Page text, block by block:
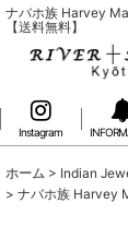
ナバホ族 Harvey
【送料無料】
Instagram
ホーム > Indian
> ナバホ族 Harvey